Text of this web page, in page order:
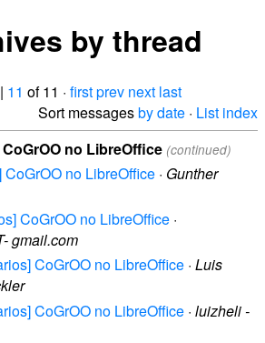
by thread
11 of 11 · firstprev next last
Sort messagesby date · List index
no LibreOffice (continued)
CoGrOO no LibreOffice · Gunther
CoGrOO no LibreOffice ·
gmail.com
CoGrOO no LibreOffice · Luis
CoGrOO no LibreOffice · luizheli -